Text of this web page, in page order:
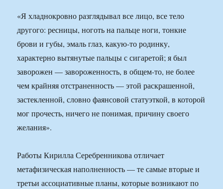
«Я хладнокровно разглядывал все лицо, все тело
другого: ресницы, ноготь на пальце ноги, тонкие
брови и губы, эмаль глаз, какую-то родинку,
характерно вытянутые пальцы с сигаретой; я был
заворожен — завороженность, в общем-то, не более
чем крайняя отстраненность — этой раскрашенной,
застекленной, словно фаянсовой статуэткой, в которой
мог прочесть, ничего не понимая, причину своего
желания».
Работы Кирилла Серебренникова отличает
метафизическая наполненность — те самые вторые и
третьи ассоциативные планы, которые возникают по